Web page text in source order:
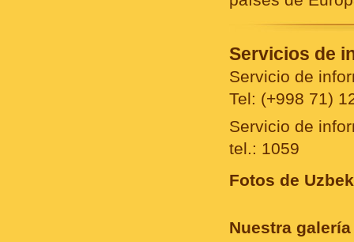
Servicios de
Servicio de
Tel: (+998 71)
Servicio de
tel.: 1059
Fotos de
Nuestra